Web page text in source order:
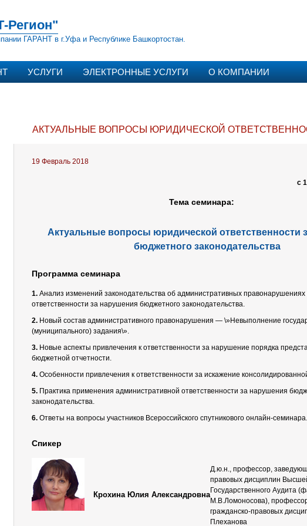
ГАРАНТ в г.Уфа и Республике Башкортостан.
УСЛУГИ ЭЛЕКТРОННЫЕ УСЛУГИ О КОМПАНИИ
АКТУАЛЬНЫЕ ВОПРОСЫ ЮРИДИЧЕСКОЙ
19 Февраль 2018
с
Тема семинара:
Актуальные вопросы юридической ответственности
бюджетного законодательства
Программа семинара
1. Анализ изменений законодательства об административных правонарушениях
ответственности за нарушения бюджетного законодательства.
2. Новый состав административного правонарушения — \»Невыполнение
(муниципального) задания\».
3. Новые аспекты привлечения к ответственности за нарушение порядка
бюджетной отчетности.
4. Особенности привлечения к ответственности за искажение
5. Практика применения административной ответственности за нарушения
законодательства.
6. Ответы на вопросы участников Всероссийского спутникового онлайн-семинара.
Спикер
Крохина Юлия Александровна
Д.ю.н., профессор,
правовых дисциплин
Государственного Аудита
М.В.Ломоносова),
гражданско-правовых
Плеханова